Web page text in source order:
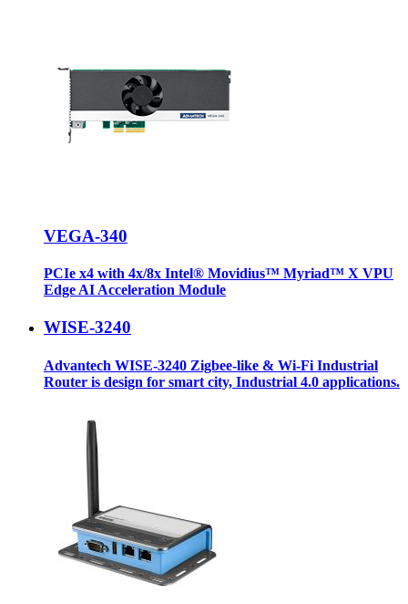
VEGA-340
PCIe x4 with 4x/8x Intel® Movidius™ Myriad™ X VPU
Edge AI Acceleration Module
WISE-3240
Advantech WISE-3240 Zigbee-like & Wi-Fi Industrial
Router is design for smart city, Industrial 4.0 applications.